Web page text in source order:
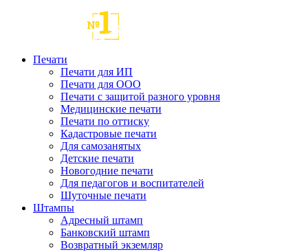
Печати
Печати для ИП
Печати для ООО
Печати с защитой разного уровня
Медицинские печати
Печати по оттиску
Кадастровые печати
Для самозанятых
Детские печати
Новогодние печати
Для педагогов и воспитателей
Шуточные печати
Штампы
Адресный штамп
Банковский штамп
Возвратный экземляр